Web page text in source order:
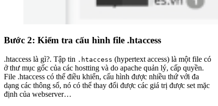
Bước 2: Kiểm tra cấu hình file .htaccess
.htaccess là gì?. Tập tin .htaccess (hypertext access) là một file có
ở thư mục gốc của các hostting và do apache quản lý, cấp quyền.
File .htaccess có thể điều khiển, cấu hình được nhiều thứ với đa
dạng các thông số, nó có thể thay đổi được các giá trị được set mặc
định của webserver…